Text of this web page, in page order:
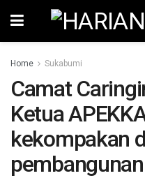
Home Sukabumi
Camat
Ketua
kekompakan